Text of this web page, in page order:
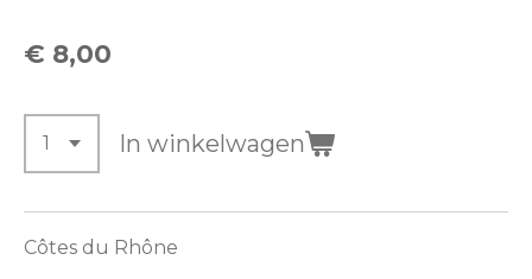
€ 8,00
In winkelwagen
Côtes du Rhône